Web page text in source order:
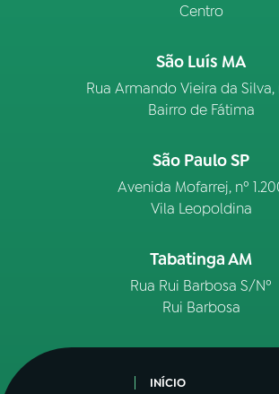
Centro
São Luís MA
Rua Armando Vieira da Silva,
Bairro de Fátima
São Paulo SP
Avenida Mofarrej, nº
Vila Leopoldina
Tabatinga AM
Rua Rui Barbosa S/Nº
Rui Barbosa
INÍCIO